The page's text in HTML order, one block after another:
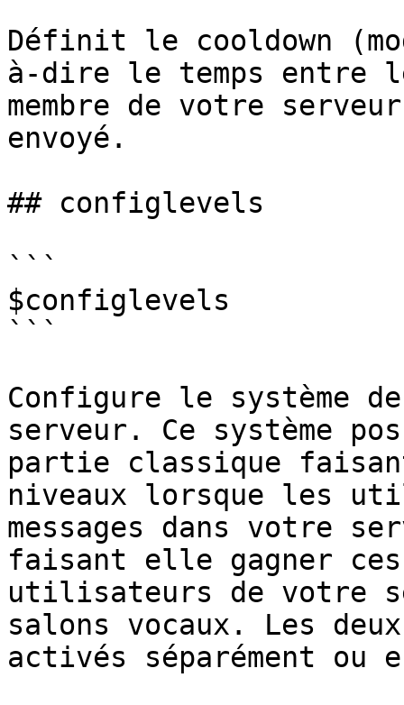
Définit le cooldown
à-dire le temps entre
membre de votre
envoyé.
## configlevels
```
$configlevels
```
Configure le système
serveur. Ce système
partie classique
niveaux lorsque les
messages dans votre
faisant elle gagner
utilisateurs de votre
salons vocaux. Les
activés séparément ou